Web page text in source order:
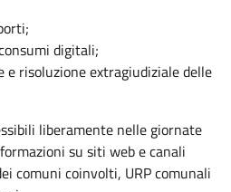
digitali;
e risoluzione extragiudiziale delle
liberamente nelle giornate
su siti web e canali
comuni coinvolti, URP comunali